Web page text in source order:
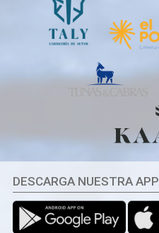
DESCARGA NUESTRA APP